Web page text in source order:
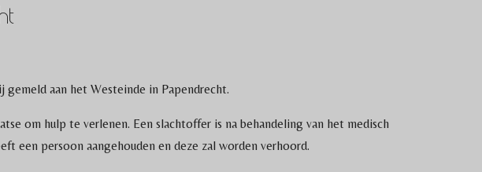
gemeld aan het Westeinde in Papendrecht.
om hulp te verlenen. Een slachtoffer is na behandeling van het medisch
een persoon aangehouden en deze zal worden verhoord.